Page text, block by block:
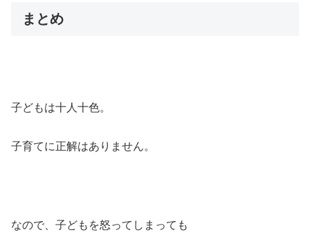
まとめ
子どもは十人十色。
子育てに正解はありません。
なので、子どもを怒ってしまっても